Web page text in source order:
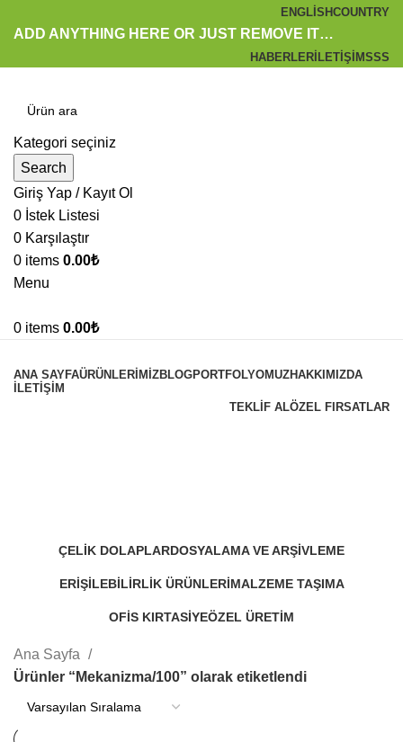
ENGLISHCOUNTRY
ADD ANYTHING HERE OR JUST REMOVE IT…
HABERLER İLETIŞIMSSS
Kategori seçiniz
Search
Giriş Yap / Kayıt Ol
0 İstek Listesi
0 Karşılaştır
0 items 0.00₺
Menu
0 items 0.00₺
ANA SAYFAÜRÜNLERIMIZBLOGPORTFOLYOMUZHAKKIMIZDA
İLETIŞIM
TEKLIF ALÖZEL FIRSATLAR
ÇELIK DOLAPLARDOSYALAMA VE ARŞIVLEME
ERIŞILEBILIRLIK ÜRÜNLERIMALZEME TAŞIMA
OFIS KIRTASIYEÖZEL ÜRETIM
Ana Sayfa
Ürünler “Mekanizma/100” olarak etiketlendi